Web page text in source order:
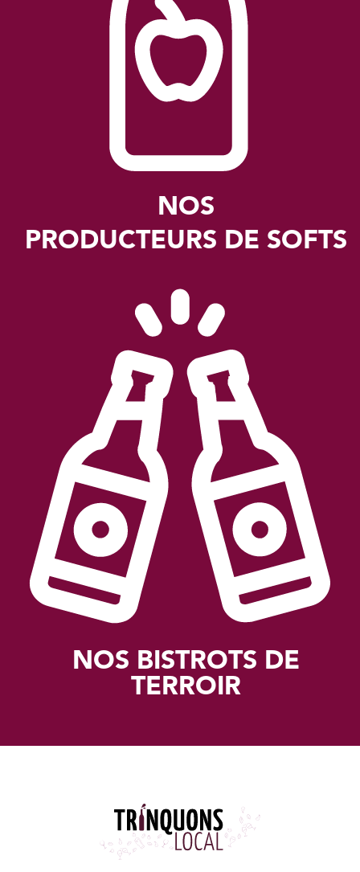
NOS
PRODUCTEURS DE SOFTS
NOS BISTROTS DE
TERROIR